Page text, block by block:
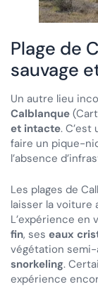
Plage de
sauvage
Un autre lieu
Calblanque
et intacte.
faire un pique-
l’absence
Les plages de
laisser la voiture
L’expérience en
fin, ses eaux
végétation
snorkeling.
expérience